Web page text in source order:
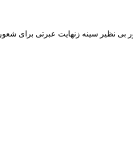
بی نظیر سینه زنهایت عبرتی برای